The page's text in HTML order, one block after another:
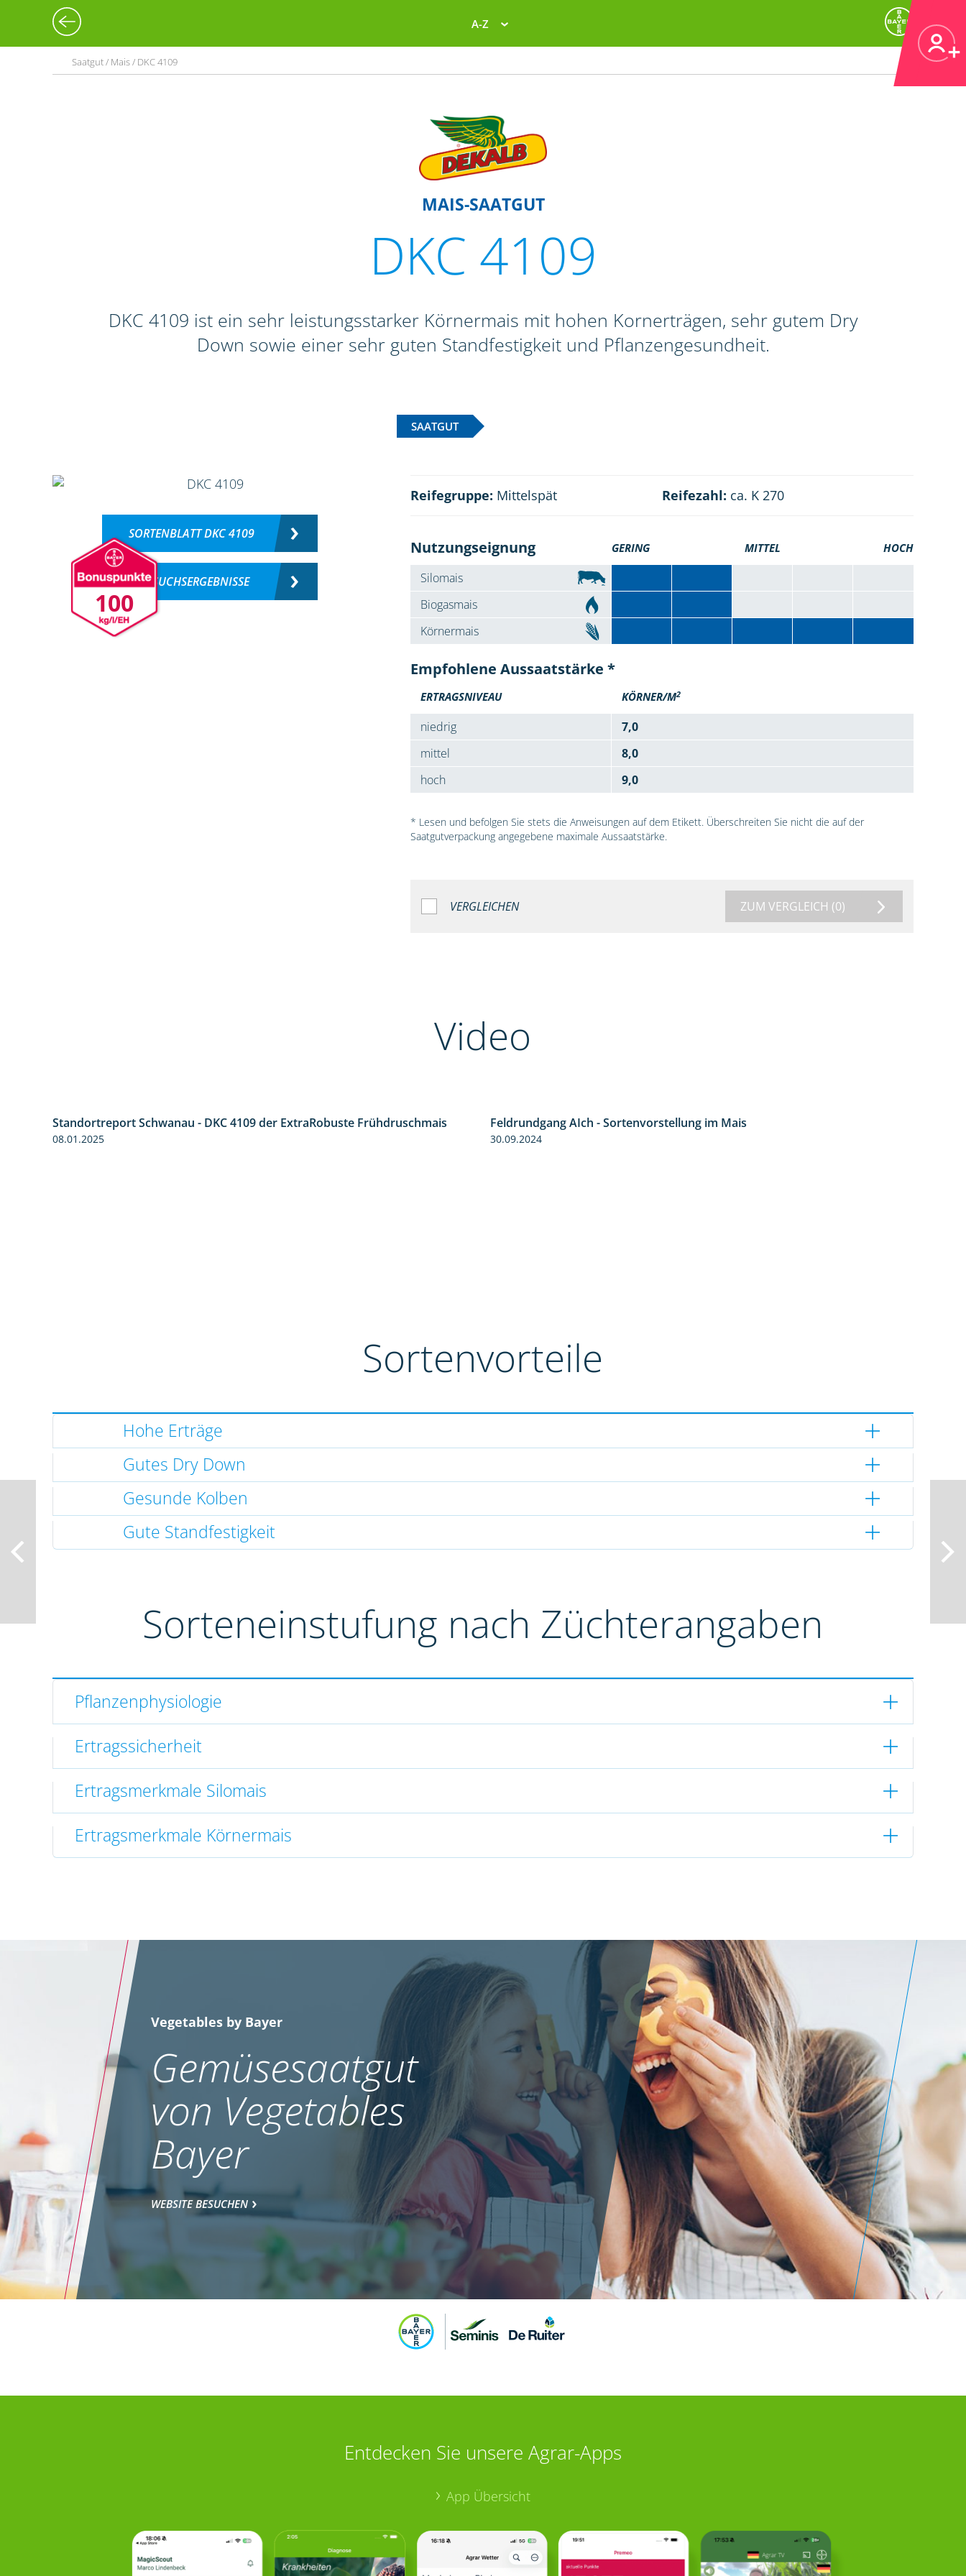
A-Z
Saatgut / Mais / DKC 4109
MAIS-SAATGUT
DKC 4109
DKC 4109 ist ein sehr leistungsstarker Körnermais mit hohen Kornerträgen, sehr gutem Dry
Down sowie einer sehr guten Standfestigkeit und Pflanzengesundheit.
SAATGUT
100
SORTENBLATT DKC 4109
VERSUCHSERGEBNISSE
Reifegruppe: Mittelspät Reifezahl: ca. K 270
Nutzungseignung GERING MITTEL HOCH
Silomais
Biogasmais
Körnermais
Empfohlene Aussaatstärke *
ERTRAGSNIVEAU KÖRNER/M2
niedrig
7,0
mittel
8,0
hoch
9,0
* Lesen und befolgen Sie stets die Anweisungen auf dem Etikett. Überschreiten Sie nicht die auf der
Saatgutverpackung angegebene maximale Aussaatstärke.
VERGLEICHEN ZUM VERGLEICH (0)
Video
Standortreport Schwanau - DKC 4109 der ExtraRobuste Frühdruschmais
08.01.2025
Feldrundgang AIch - Sortenvorstellung im Mais
30.09.2024
Sortenvorteile
Hohe Erträge
Gutes Dry Down
Gesunde Kolben
Gute Standfestigkeit
Sorteneinstufung nach Züchterangaben
Pflanzenphysiologie
Ertragssicherheit
Ertragsmerkmale Silomais
Ertragsmerkmale Körnermais
Vegetables by Bayer
Gemüsesaatgut
von Vegetables
Bayer
WEBSITE BESUCHEN
Entdecken Sie unsere Agrar-Apps
App Übersicht